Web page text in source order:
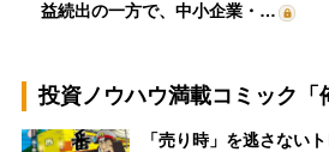
益続出の一方で、中小企業・…
投資ノウハウ満載コミック「
「売り時」を逃さない